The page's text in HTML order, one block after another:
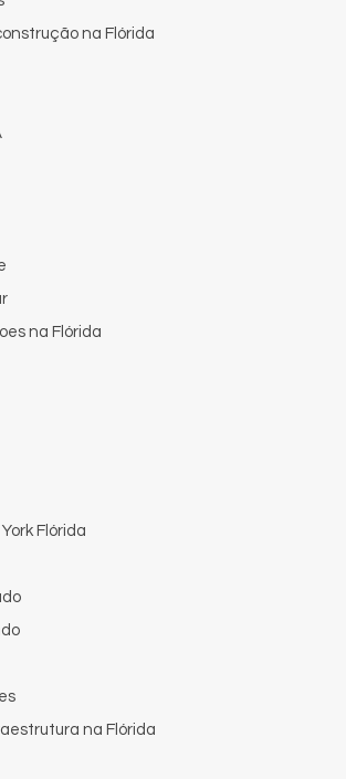
na Flórida
na Flórida
Flórida
na Flórida